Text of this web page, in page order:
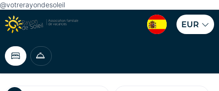
@votrerayondesoleil
EUR